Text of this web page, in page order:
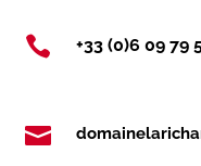
 +33 (0)6 09 79
